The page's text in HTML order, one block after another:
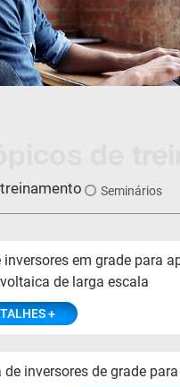
Seminários
inversores em grade para
de larga escala
+
de inversores de grade